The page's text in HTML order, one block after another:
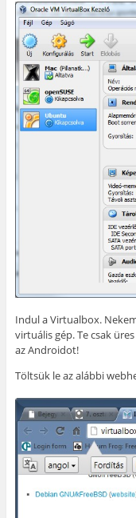
Indul a Virtualbox.
virtuális gép. Te csak
az Androidot!
Töltsük le az alábbi